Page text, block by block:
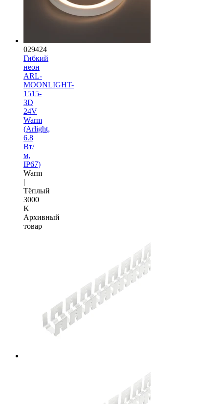
029424
Гибкий
неон
ARL-
MOONLIGHT-
1515-
3D
24V
Warm
(Arlight,
6.8
Вт/
м,
IP67)
Warm
|
Тёплый
3000
K
Архивный
товар